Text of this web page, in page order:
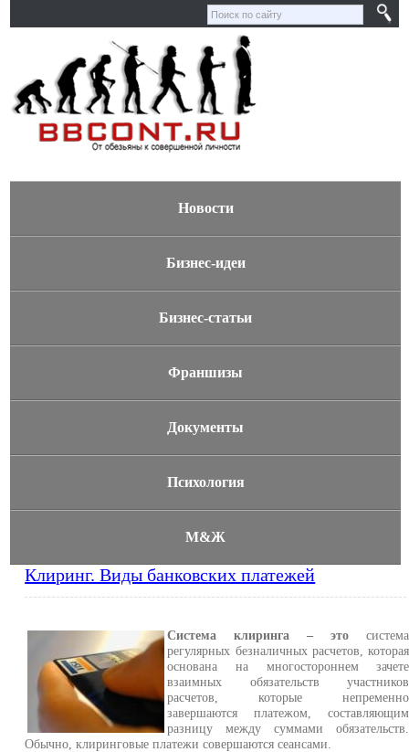
Новости
Бизнес-идеи
Бизнес-статьи
Франшизы
Документы
Психология
М&Ж
Клиринг. Виды банковских платежей
Система клиринга – это система
регулярных безналичных расчетов, которая
основана на многостороннем зачете
взаимных обязательств участников
расчетов, которые непременно
завершаются платежом, составляющим
разницу между суммами обязательств.
Обычно, клиринговые платежи совершаются сеансами.